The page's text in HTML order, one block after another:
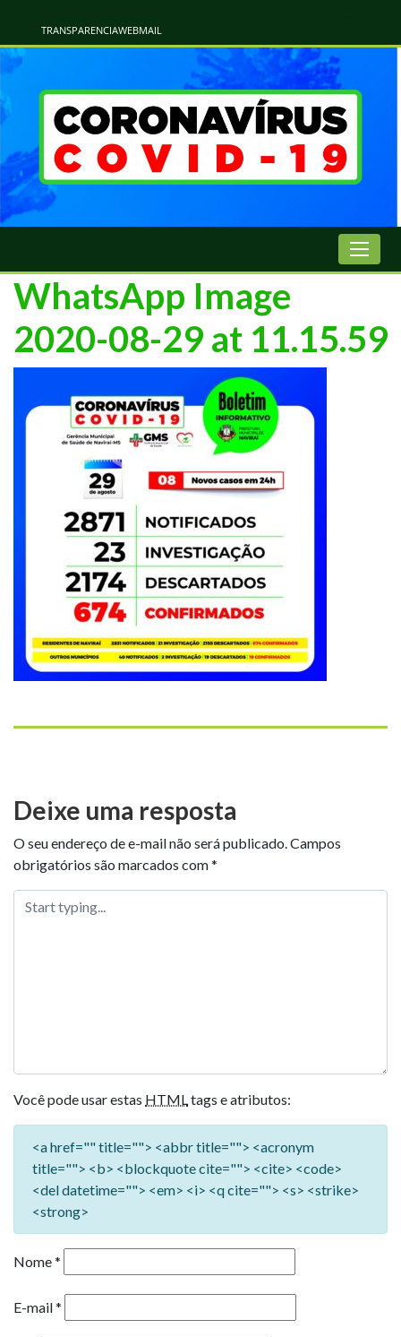
TRANSPARENCIAWEBMAIL
WhatsApp Image
2020-08-29 at 11.15.59
Deixe uma resposta
O seu endereço de e-mail não será publicado.Campos
obrigatórios são marcados com*
Você pode usar estas HTMLtags e atributos:
<a href="" title=""> <abbr title=""> <acronym
title=""> <b> <blockquote cite=""> <cite> <code>
<del datetime=""> <em> <i> <q cite=""> <s> <strike>
<strong>
Nome*
E-mail*